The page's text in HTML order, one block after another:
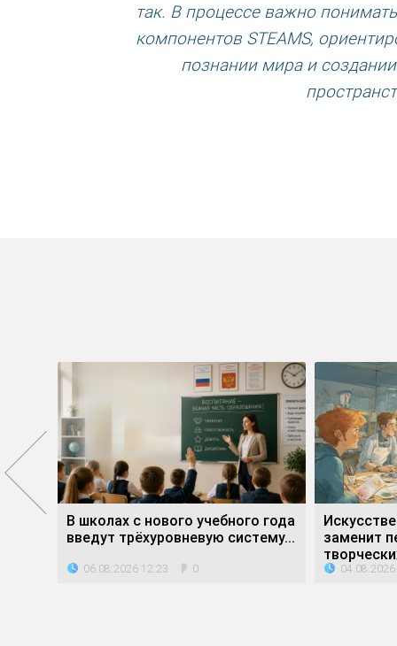
так. В процессе важно
компонентов STEAMS,
познании мира и
В школах с нового учебного года
введут трёхуровневую систему...
06.08.2026 12:23 0
заменит